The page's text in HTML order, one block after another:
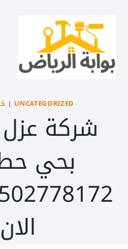
المحتوى
UNCATEGORIZED
|
شركة
بحي
الان